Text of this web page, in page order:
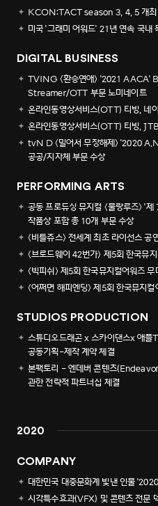
KCON:TACT season 3, 4, 5 개최
미국 '그래미 어워드' 21년 연속 국내
DIGITAL BUSINESS
TVING <환승연애> '2021
Streamer/OTT 부문 노미네이트
온라인동영상서비스(OTT) 티빙, 네
온라인동영상서비스(OTT) 티빙,
tvN D <밀어서 무장해제> '2020
공공/지자체 부문 수상
PERFORMING ARTS
공동 프로듀싱 뮤지컬 <물랑루즈> '
작품상 포함 총 10개 부문 수상
<비틀쥬스> 전세계 최초 라이선스 공
<브로드웨이 42번가> 제5회 한국뮤
<빅피쉬> 제5회 한국뮤지컬어워즈
<어쩌면 해피엔딩> 제5회 한국뮤지
STUDIOS PRODUCTION
스튜디오드래곤 x 스카이댄스x 애
공동기획-제작 계약 체결
본팩토리 - 엔데버 콘텐츠
관한 전략적 파트너십 체결
2020
COMPANY
대한민국 대중문화계 빛낸 인물
시각특수효과(VFX) 및 콘텐츠 전문